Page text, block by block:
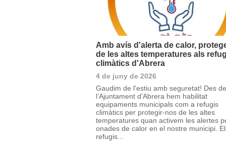
Amb avís d'alerta de calor,
de les altes temperatures als
climàtics d'Abrera
4 de juny de 2026
Gaudim de l'estiu amb seguretat! Des de
l’Ajuntament d’Abrera hem habilitat
equipaments municipals com a refugis
climàtics per protegir-nos de les altes
temperatures quan activem les alertes
onades de calor en el nostre municipi.
refugis...